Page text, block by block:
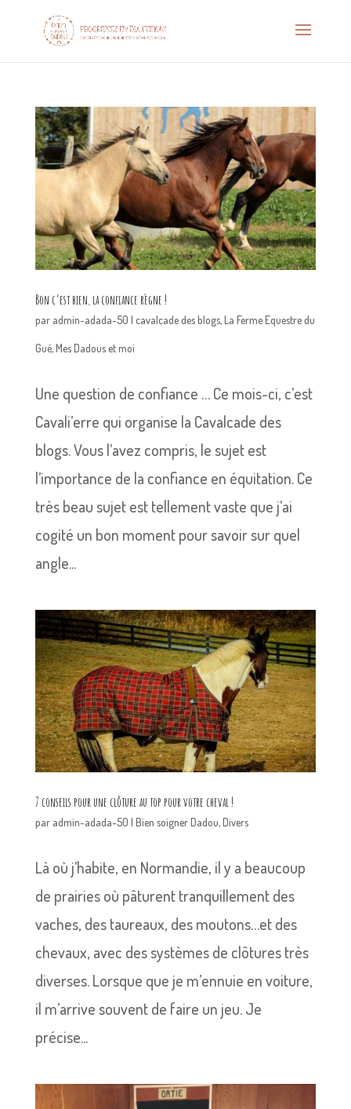
Bon c’est bien, la confiance règne !
par admin-adada-50 | cavalcade des blogs,La Ferme Equestre du
Gué,Mes Dadous et moi
Une question de confiance … Ce mois-ci, c’est
Cavali’erre qui organise la Cavalcade des
blogs. Vous l’avez compris, le sujet est
l’importance de la confiance en équitation. Ce
très beau sujet est tellement vaste que j’ai
cogité un bon moment pour savoir sur quel
angle...
7 conseils pour une clôture au top pour votre cheval !
par admin-adada-50 | Bien soigner Dadou,Divers
Là où j’habite, en Normandie, il y a beaucoup
de prairies où pâturent tranquillement des
vaches, des taureaux, des moutons…et des
chevaux, avec des systèmes de clôtures très
diverses. Lorsque que je m’ennuie en voiture,
il m’arrive souvent de faire un jeu. Je
précise...